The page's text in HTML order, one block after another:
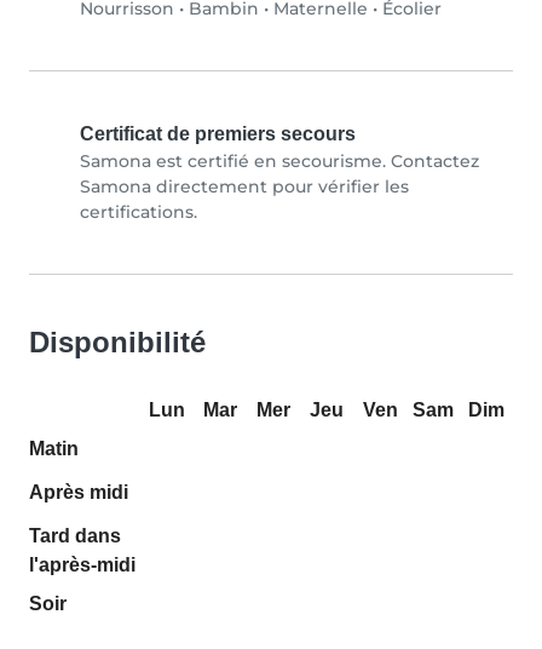
Nourrisson • Bambin • Maternelle • Écolier
Certificat de premiers secours
Samona est certifié en secourisme. Contactez
Samona directement pour vérifier les
certifications.
Disponibilité
Lun Mar Mer Jeu Ven Sam
Dim
Matin
Après midi
Tard dans
l'après-midi
Soir